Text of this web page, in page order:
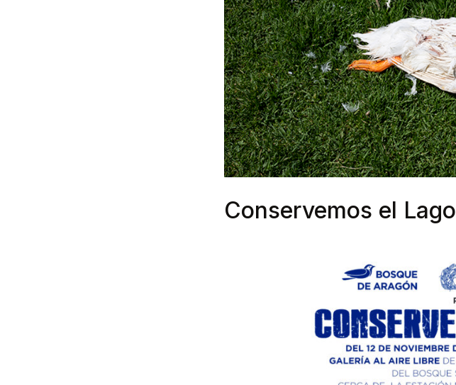
Conservemos el Lago